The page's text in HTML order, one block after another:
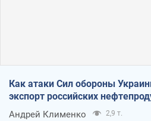
Как атаки Сил обороны
экспорт российских
Андрей Клименко 2,9 т.